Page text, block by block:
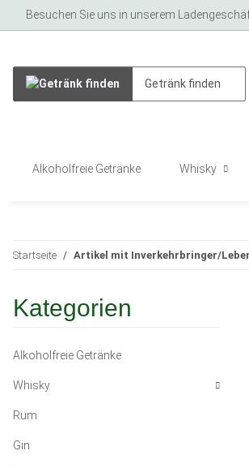
Besuchen Sie uns in unserem
Alkoholfreie Getränke Whisky
Startseite Artikel mit Inverkehrbringer/
Kategorien
Alkoholfreie Getränke
Whisky
Rum
Gin